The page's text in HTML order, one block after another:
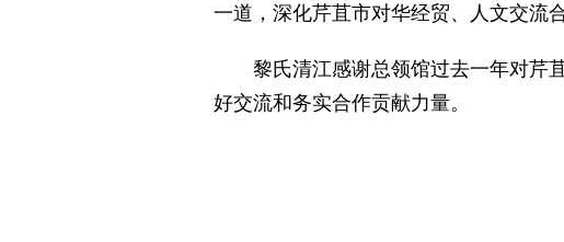
一道，深化芹苴市对华经贸、人文交流合
黎氏清江感谢总领馆过去一年对芹
好交流和务实合作贡献力量。